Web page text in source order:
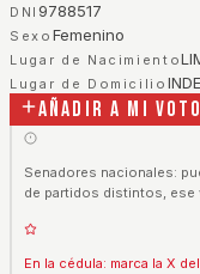
DNI 9788517
Sexo Femenino
Lugar de Nacimiento
Lugar de Domicilio
Añadir a mi voto
Senadores nacionales:
de partidos distintos, ese
En la cédula: marca la X